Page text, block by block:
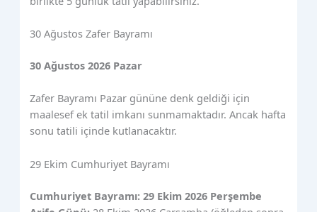
30 Ağustos Zafer Bayramı
30 Ağustos 2026 Pazar
Zafer Bayramı Pazar gününe denk geldiği için
maalesef ek tatil imkanı sunmamaktadır. Ancak hafta
sonu tatili içinde kutlanacaktır.
29 Ekim Cumhuriyet Bayramı
Cumhuriyet Bayramı: 29 Ekim 2026 Perşembe